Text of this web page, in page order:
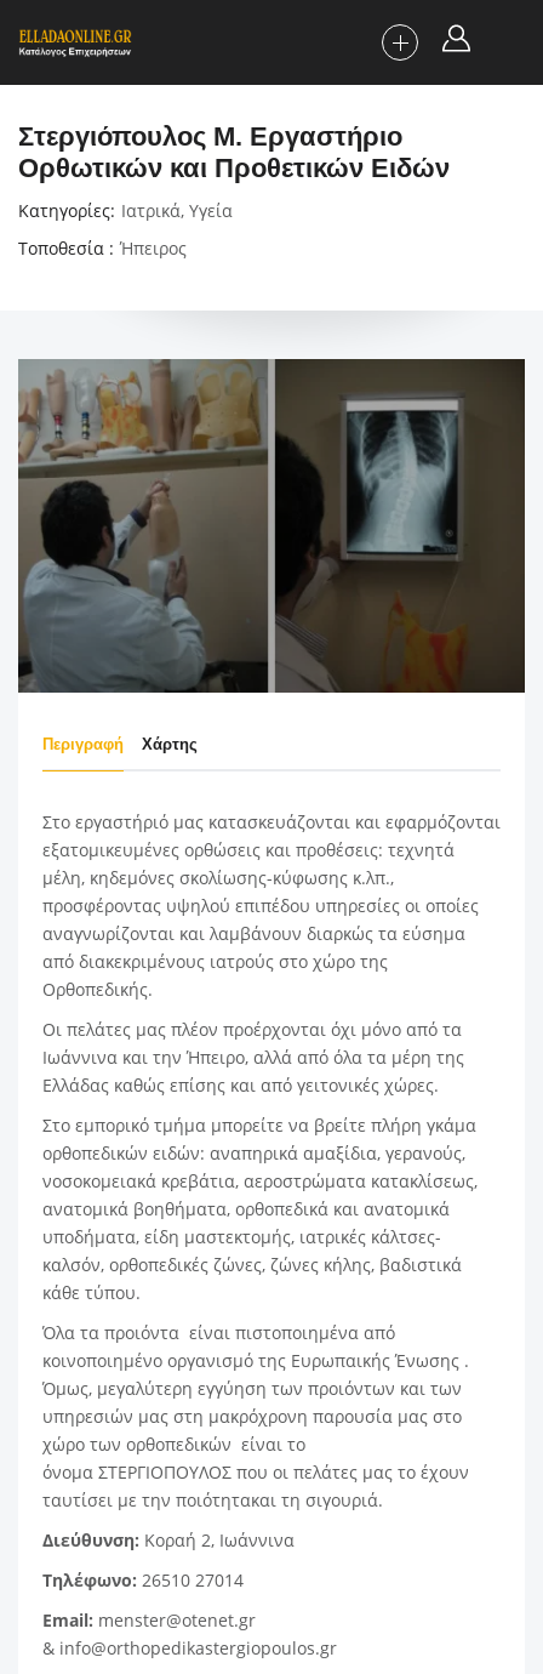
Στεργιόπουλος Μ. Εργαστήριο
Ορθωτικών και Προθετικών Ειδών
Κατηγορίες Ιατρικά, Υγεία
Τοποθεσία
Ήπειρος
Περιγραφή Χάρτης
Στο εργαστήριό μας κατασκευάζονται και εφαρμόζονται
εξατομικευμένες ορθώσεις και προθέσεις: τεχνητά
μέλη, κηδεμόνες σκολίωσης-κύφωσης κ.λπ.,
προσφέροντας υψηλού επιπέδου υπηρεσίες οι οποίες
αναγνωρίζονται και λαμβάνουν διαρκώς τα εύσημα
από διακεκριμένους ιατρούς στο χώρο της
Ορθοπεδικής.
Οι πελάτες μας πλέον προέρχονται όχι μόνο από τα
Ιωάννινα και την Ήπειρο, αλλά από όλα τα μέρη της
Ελλάδας καθώς επίσης και από γειτονικές χώρες.
Στο εμπορικό τμήμα μπορείτε να βρείτε πλήρη γκάμα
ορθοπεδικών ειδών: αναπηρικά αμαξίδια, γερανούς,
νοσοκομειακά κρεβάτια, αεροστρώματα κατακλίσεως,
ανατομικά βοηθήματα, ορθοπεδικά και ανατομικά
υποδήματα, είδη μαστεκτομής, ιατρικές κάλτσες-
καλσόν, ορθοπεδικές ζώνες, ζώνες κήλης, βαδιστικά
κάθε τύπου.
Όλα τα προιόντα είναι πιστοποιημένα από
κοινοποιημένο οργανισμό της Ευρωπαικής Ένωσης .
Όμως, μεγαλύτερη εγγύηση των προιόντων και των
υπηρεσιών μας στη μακρόχρονη παρουσία μας στο
χώρο των ορθοπεδικών είναι το
όνομα ΣΤΕΡΓΙΟΠΟΥΛΟΣ που οι πελάτες μας το έχουν
ταυτίσει με την ποιότητακαι τη σιγουριά.
Διεύθυνση: Κοραή 2, Ιωάννινα
Τηλέφωνο: 26510 27014
Email: menster@otenet.gr
& info@orthopedikastergiopoulos.gr